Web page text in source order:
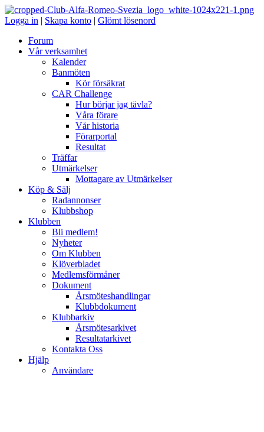
Logga in | Skapa konto | Glömt lösenord
Forum
Vår verksamhet
Kalender
Banmöten
Kör försäkrat
CAR Challenge
Hur börjar jag tävla?
Våra förare
Vår historia
Förarportal
Resultat
Träffar
Utmärkelser
Mottagare av Utmärkelser
Köp & Sälj
Radannonser
Klubbshop
Klubben
Bli medlem!
Nyheter
Om Klubben
Klöverbladet
Medlemsförmåner
Dokument
Årsmöteshandlingar
Klubbdokument
Klubbarkiv
Årsmötesarkivet
Resultatarkivet
Kontakta Oss
Hjälp
Användare